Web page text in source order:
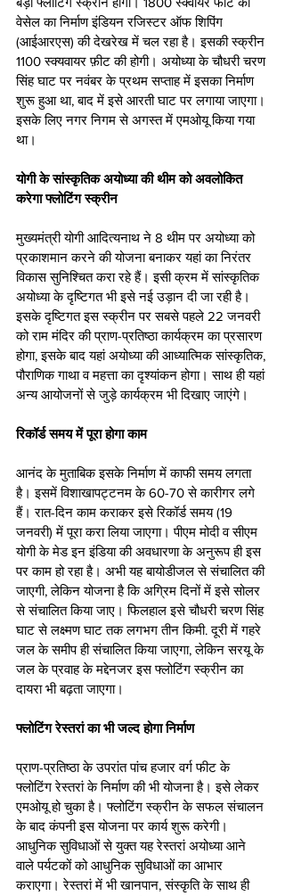
वेसेल का निर्माण इंडियन रजिस्टर ऑफ शिपिंग
(आईआरएस) की देखरेख में चल रहा है। इसकी स्क्रीन
1100 स्क्यवायर फ़ीट की होगी। अयोध्या के चौधरी चरण
सिंह घाट पर नवंबर के प्रथम सप्ताह में इसका निर्माण
शुरू हुआ था, बाद में इसे आरती घाट पर लगाया जाएगा।
इसके लिए नगर निगम से अगस्त में एमओयू किया गया
था।
योगी के सांस्कृतिक अयोध्या की थीम को अवलोकित
करेगा फ्लोटिंग स्क्रीन
मुख्यमंत्री योगी आदित्यनाथ ने 8 थीम पर अयोध्या को
प्रकाशमान करने की योजना बनाकर यहां का निरंतर
विकास सुनिश्चित करा रहे हैं। इसी क्रम में सांस्कृतिक
अयोध्या के दृष्टिगत भी इसे नई उड़ान दी जा रही है।
इसके दृष्टिगत इस स्क्रीन पर सबसे पहले 22 जनवरी
को राम मंदिर की प्राण-प्रतिष्ठा कार्यक्रम का प्रसारण
होगा, इसके बाद यहां अयोध्या की आध्यात्मिक सांस्कृतिक,
पौराणिक गाथा व महत्ता का दृश्यांकन होगा। साथ ही यहां
अन्य आयोजनों से जुड़े कार्यक्रम भी दिखाए जाएंगे।
रिकॉर्ड समय में पूरा होगा काम
आनंद के मुताबिक इसके निर्माण में काफी समय लगता
है। इसमें विशाखापट्टनम के 60-70 से कारीगर लगे
हैं। रात-दिन काम कराकर इसे रिकॉर्ड समय (19
जनवरी) में पूरा करा लिया जाएगा। पीएम मोदी व सीएम
योगी के मेड इन इंडिया की अवधारणा के अनुरूप ही इस
पर काम हो रहा है। अभी यह बायोडीजल से संचालित की
जाएगी, लेकिन योजना है कि अग्रिम दिनों में इसे सोलर
से संचालित किया जाए। फिलहाल इसे चौधरी चरण सिंह
घाट से लक्ष्मण घाट तक लगभग तीन किमी. दूरी में गहरे
जल के समीप ही संचालित किया जाएगा, लेकिन सरयू के
जल के प्रवाह के मद्देनजर इस फ्लोटिंग स्क्रीन का
दायरा भी बढ़ता जाएगा।
फ्लोटिंग रेस्तरां का भी जल्द होगा निर्माण
प्राण-प्रतिष्ठा के उपरांत पांच हजार वर्ग फीट के
फ्लोटिंग रेस्तरां के निर्माण की भी योजना है। इसे लेकर
एमओयू हो चुका है। फ्लोटिंग स्क्रीन के सफल संचालन
के बाद कंपनी इस योजना पर कार्य शुरू करेगी।
आधुनिक सुविधाओं से युक्त यह रेस्तरां अयोध्या आने
वाले पर्यटकों को आधुनिक सुविधाओं का आभार
कराएगा। रेस्तरां में भी खानपान, संस्कृति के साथ ही